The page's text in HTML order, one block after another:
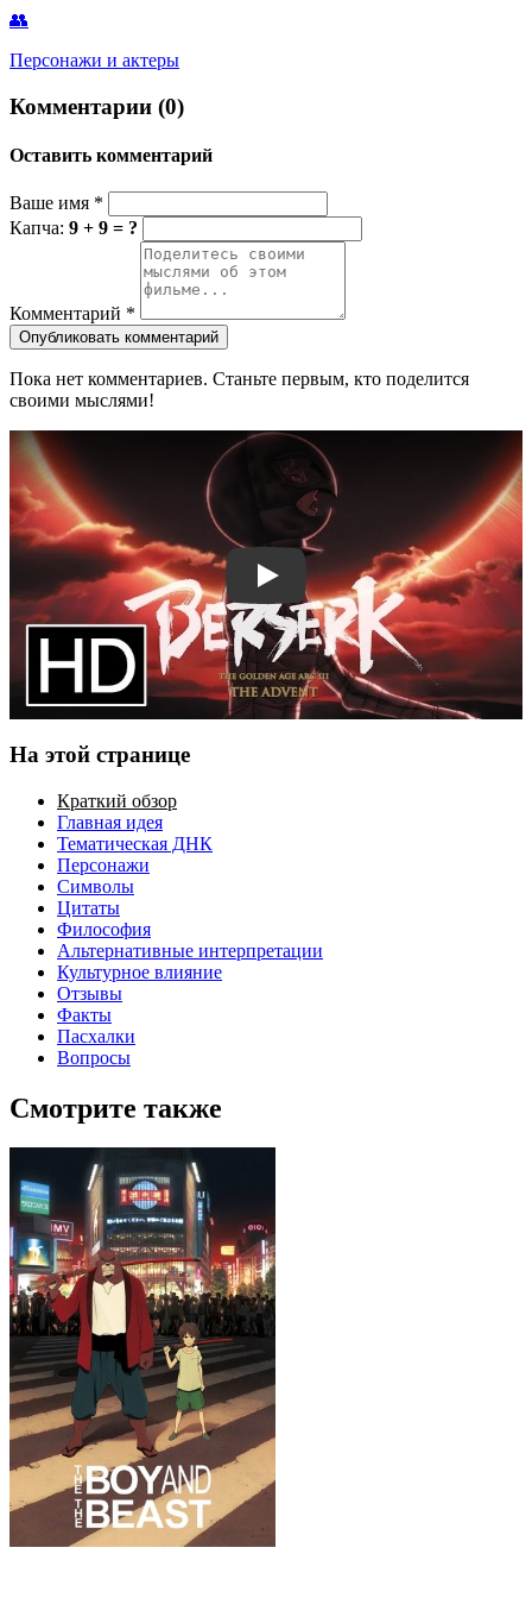
👥
Персонажи и актеры
Комментарии (0)
Оставить комментарий
Ваше имя *
Капча: 9 + 9 = ?
Комментарий *
Опубликовать комментарий
Пока нет комментариев. Станьте первым, кто поделится
своими мыслями!
Смотреть трейлер
На этой странице
Краткий обзор
Главная идея
Тематическая ДНК
Персонажи
Символы
Цитаты
Философия
Альтернативные интерпретации
Культурное влияние
Отзывы
Факты
Пасхалки
Вопросы
Смотрите также